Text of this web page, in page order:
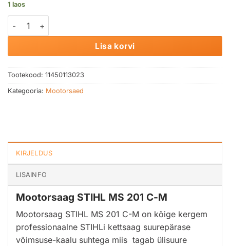
1 laos
Mootorsaag STIHL MS 201 C-M kogus
Lisa korvi
Tootekood: 11450113023
Kategooria: Mootorsaed
KIRJELDUS
LISAINFO
Mootorsaag STIHL MS 201 C-M
Mootorsaag STIHL MS 201 C-M on kõige kergem
professionaalne STIHLi kettsaag suurepärase
võimsuse-kaalu suhtega miis tagab ülisuure